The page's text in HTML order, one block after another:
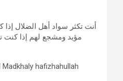
أنت تكثر سواد أهل الضلال
مؤيد ومشجع لهم إذا كنت
Madkhaly hafizhahullah